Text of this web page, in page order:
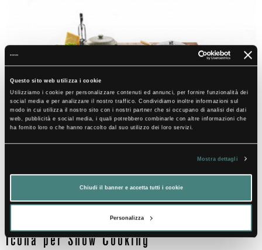
Questo sito web utilizza i cookie
Utilizziamo i cookie per personalizzare contenuti ed annunci, per fornire funzionalità dei
social media e per analizzare il nostro traffico. Condividiamo inoltre informazioni sul
modo in cui utilizza il nostro sito con i nostri partner che si occupano di analisi dei dati
web, pubblicità e social media, i quali potrebbero combinarle con altre informazioni che
ha fornito loro o che hanno raccolto dal suo utilizzo dei loro servizi.
Mostra dettagli
Chiudi il banner e accetta tutti i cookie
Personalizza
Icona per Show Cooking